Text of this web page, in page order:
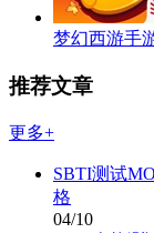
梦幻西游手
推荐文章
更多+
SBTI测试
格
04/10